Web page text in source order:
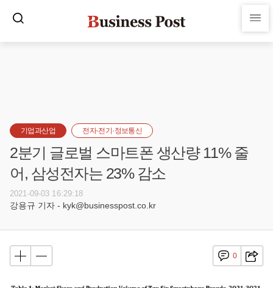
기업과산업 전자·전기·정보통신
2분기 글로벌 스마트폰 생산량 11% 줄
어, 삼성전자는 23% 감소
2021-09-03 16:29:18
강용규 기자 - kyk@businesspost.co.kr
0